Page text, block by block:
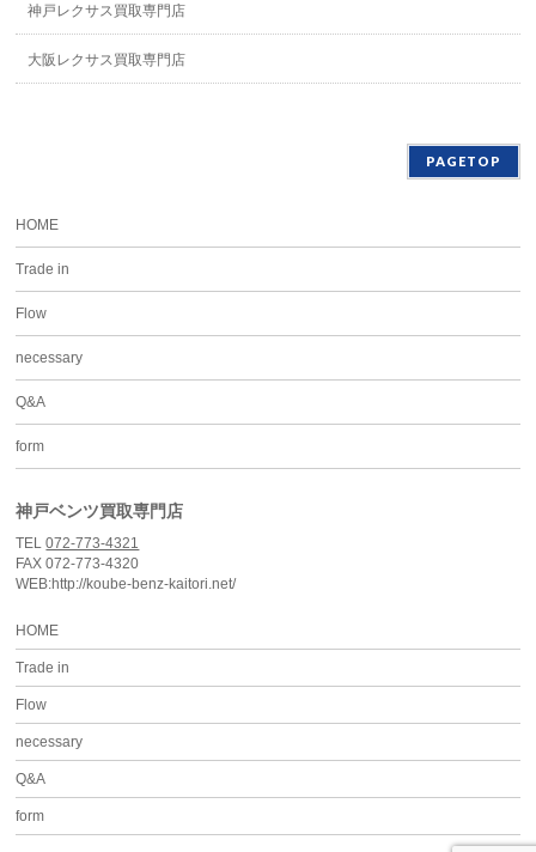
神戸レクサス買取専門店
大阪レクサス買取専門店
PAGETOP
HOME
Trade in
Flow
necessary
Q&A
form
神戸ベンツ買取専門店
TEL072-773-4321
FAX 072-773-4320
WEB:http://koube-benz-kaitori.net/
HOME
Trade in
Flow
necessary
Q&A
form